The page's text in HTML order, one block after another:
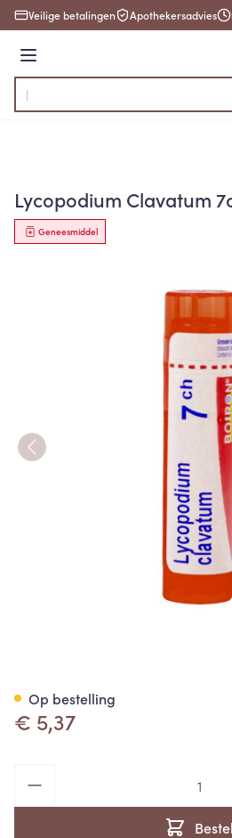
Ga naar de inhoud
Veilige betalingen Apothekersadvies
Menu
Product, merk, categorie...
Lycopodium Clavatum
Geneesmiddel
€ 5,37
Bestel
Op bestelling